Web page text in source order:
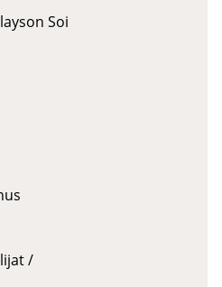
Soi
/